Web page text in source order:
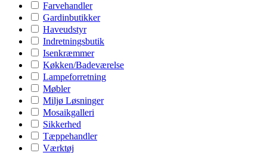
Farvehandler
Gardinbutikker
Haveudstyr
Indretningsbutik
Isenkræmmer
Køkken/Badeværelse
Lampeforretning
Møbler
Miljø Løsninger
Mosaikgalleri
Sikkerhed
Tæppehandler
Værktøj